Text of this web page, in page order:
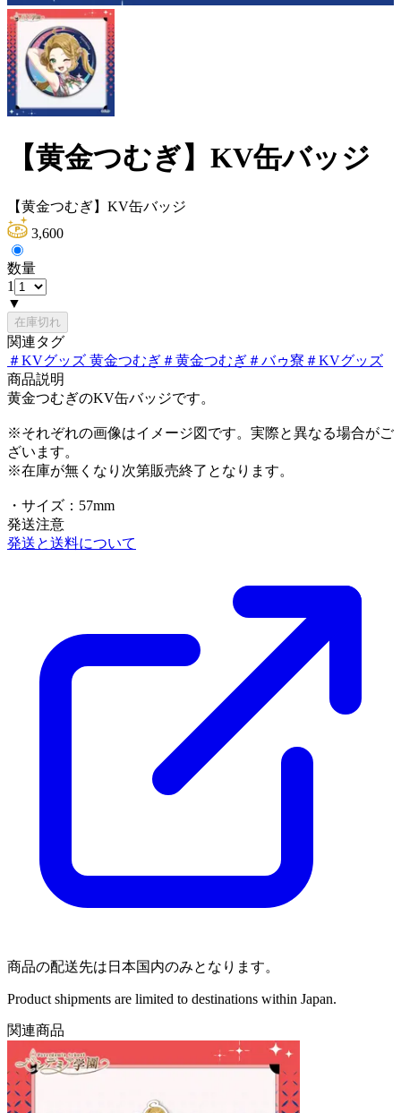
【黄金つむぎ】KV缶バッジ
【黄金つむぎ】KV缶バッジ
3,600
数量
1
▼
在庫切れ
関連タグ
＃KVグッズ 黄金つむぎ＃黄金つむぎ＃バゥ寮 ＃KVグッズ
商品説明
黄金つむぎのKV缶バッジです。
※それぞれの画像はイメージ図です。実際と異なる場合がご
ざいます。
※在庫が無くなり次第販売終了となります。
・サイズ：57mm
発送注意
発送と送料について
商品の配送先は日本国内のみとなります。
Product shipments are limited to destinations within Japan.
関連商品